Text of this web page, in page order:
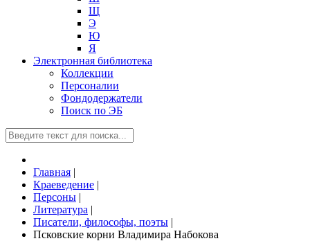
Щ
Э
Ю
Я
Электронная библиотека
Коллекции
Персоналии
Фондодержатели
Поиск по ЭБ
Главная |
Краеведение |
Персоны |
Литература |
Писатели, философы, поэты |
Псковские корни Владимира Набокова